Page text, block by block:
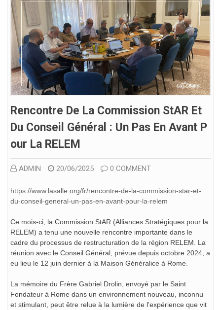
Rencontre De La Commission StAR Et
Du Conseil Général : Un Pas En Avant P
Our La RELEM
ADMIN 20/06/2025 0 COMMENT
https://www.lasalle.org/fr/rencontre-de-la-commission-star-et-
du-conseil-general-un-pas-en-avant-pour-la-relem
Ce mois-ci, la Commission StAR (Alliances Stratégiques pour la
RELEM) a tenu une nouvelle rencontre importante dans le
cadre du processus de restructuration de la région RELEM. La
réunion avec le Conseil Général, prévue depuis octobre 2024, a
eu lieu le 12 juin dernier à la Maison Généralice à Rome.
La mémoire du Frère Gabriel Drolin, envoyé par le Saint
Fondateur à Rome dans un environnement nouveau, inconnu
et stimulant, peut être relue à la lumière de l’expérience que vit